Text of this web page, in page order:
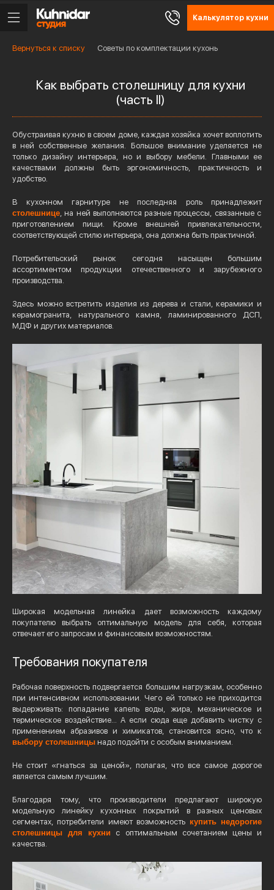
Калькулятор кухни
Вернуться к списку Советы по комплектации кухонь
Как выбрать столешницу для кухни
(часть II)
Обустраивая кухню в своем доме, каждая хозяйка хочет воплотить
в ней собственные желания. Большое внимание уделяется не
только дизайну интерьера, но и выбору мебели. Главными ее
качествами должны быть эргономичность, практичность и
удобство.
В кухонном гарнитуре не последняя роль принадлежит
столешнице, на ней выполняются разные процессы, связанные с
приготовлением пищи. Кроме внешней привлекательности,
соответствующей стилю интерьера, она должна быть практичной.
Потребительский рынок сегодня насыщен большим
ассортиментом продукции отечественного и зарубежного
производства.
Здесь можно встретить изделия из дерева и стали, керамики и
керамогранита, натурального камня, ламинированного ДСП,
МДФ и других материалов.
Широкая модельная линейка дает возможность каждому
покупателю выбрать оптимальную модель для себя, которая
отвечает его запросам и финансовым возможностям.
Требования покупателя
Рабочая поверхность подвергается большим нагрузкам, особенно
при интенсивном использовании. Чего ей только не приходится
выдерживать: попадание капель воды, жира, механическое и
термическое воздействие… А если сюда еще добавить чистку с
применением абразивов и химикатов, становится ясно, что к
выбору столешницы надо подойти с особым вниманием.
Не стоит «гнаться за ценой», полагая, что все самое дорогое
является самым лучшим.
Благодаря тому, что производители предлагают широкую
модельную линейку кухонных покрытий в разных ценовых
сегментах, потребители имеют возможность купить недорогие
столешницы для кухни с оптимальным сочетанием цены и
качества.